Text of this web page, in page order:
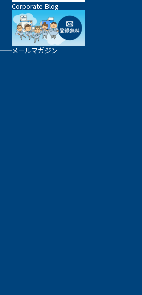
Corporate Blog
メールマガジン